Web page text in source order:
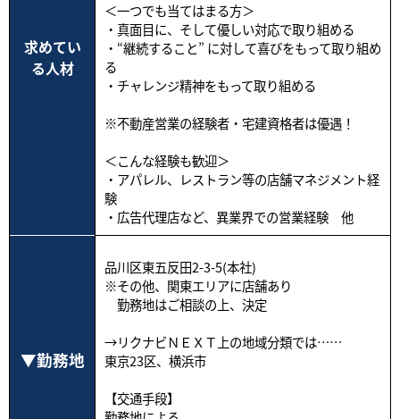
求めてい
る人材
＜一つでも当てはまる方＞
・真面目に、そして優しい対応で取り組める
・“継続すること” に対して喜びをもって取り組め
る
・チャレンジ精神をもって取り組める
※不動産営業の経験者・宅建資格者は優遇！
＜こんな経験も歓迎＞
・アパレル、レストラン等の店舗マネジメント経
験
・広告代理店など、異業界での営業経験 他
勤務地
品川区東五反田2-3-5(本社)
※その他、関東エリアに店舗あり
勤務地はご相談の上、決定
→リクナビＮＥＸＴ上の地域分類では……
東京23区、横浜市
【交通手段】